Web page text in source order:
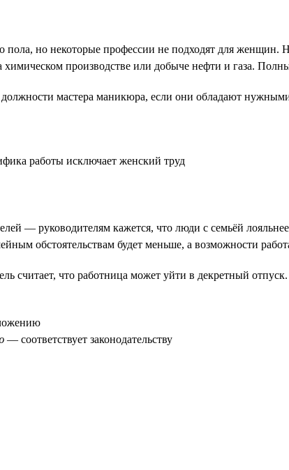
пола, но некоторые профессии не подходят для женщин.
производстве или добыче нефти и газа.
мастера маникюра, если они обладают
работы исключает женский труд
— руководителям кажется, что люди с семьёй
обстоятельствам будет меньше, а возможности
считает, что работница может уйти в декретный
— соответствует законодательству